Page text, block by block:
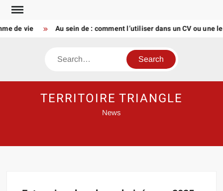
Skip
content
de vie Au sein de : comment l’utiliser dans un CV ou une
Search
TERRITOIRE TRIANGLE
News